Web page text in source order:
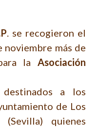
. se recogieron el
noviembre más de
la Asociación
a los
de Los
quienes